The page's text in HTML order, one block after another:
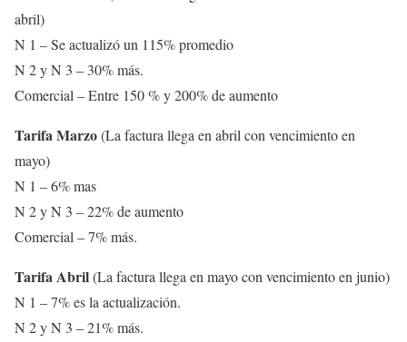
abril)
N 1 – Se actualizó un 115% promedio
N 2 y N 3 – 30% más.
Comercial – Entre 150 % y 200% de aumento
Tarifa Marzo(La factura llega en abril con vencimiento en
mayo)
N 1 – 6% mas
N 2 y N 3 – 22% de aumento
Comercial – 7% más.
Tarifa Abril(La factura llega en mayo con vencimiento en junio)
N 1 – 7% es la actualización.
N 2 y N 3 – 21% más.